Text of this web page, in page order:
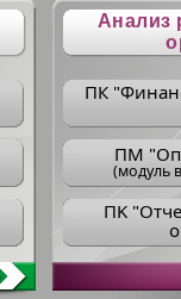
Анализ
ПК
ПM
(модуль
ПK